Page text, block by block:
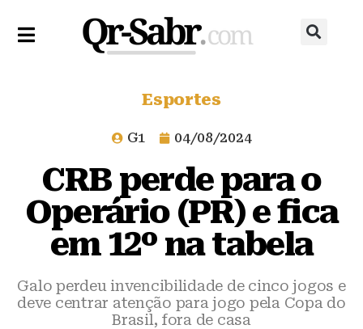
Esportes
G1 04/08/2024
CRB perde para o
Operário (PR) e fica
em 12º na tabela
Galo perdeu invencibilidade de cinco jogos e
deve centrar atenção para jogo pela Copa do
Brasil, fora de casa